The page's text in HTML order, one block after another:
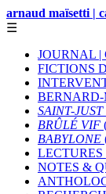
arnaud maïsetti |
☰
JOURNAL |
FICTIONS
BERNARD-
SAINT-
BRÛLÉ VIF
BABYLONE
LECTURES
NOTES &